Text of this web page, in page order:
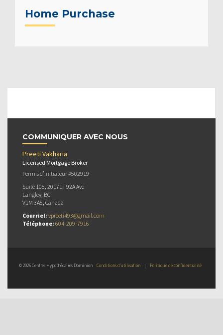
Home Purchase
COMMUNIQUER AVEC NOUS
Preeti Vakharia
Licensed Mortgage Broker
Permis d’initiateur #502919
Suite 105, 20171 - 92A Ave
Langley, BC
V1M 3A5, Canada
Courriel: vpreeti493@gmail.com
Téléphone: 604-209-7916
© 2026 Centres Hypothécaires Dominion Conditions d’utilisation | Politique de confidentialité